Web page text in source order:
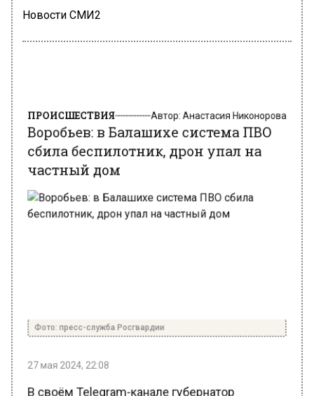
Новости СМИ2
сбила беспилотник, дрон упал на
частный дом